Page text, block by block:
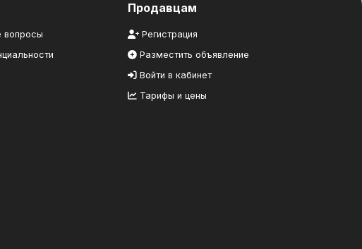
вопросы
Продавцам
Регистрация
Разместить объявление
Войти в кабинет
Тарифы и цены